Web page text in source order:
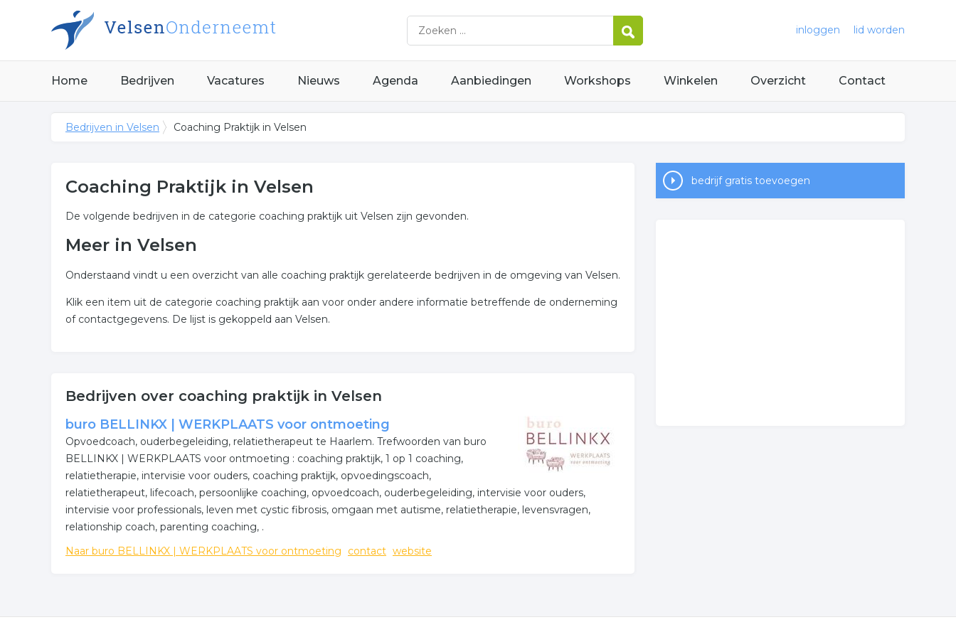
inloggen lid worden
Home Bedrijven Vacatures Nieuws Agenda Aanbiedingen Workshops Winkelen Overzicht Contact
Bedrijven in Velsen Coaching Praktijk in Velsen
Coaching Praktijk in Velsen
De volgende bedrijven in de categorie coaching praktijk uit Velsen zijn gevonden.
Meer in Velsen
Onderstaand vindt u een overzicht van alle coaching praktijk gerelateerde bedrijven in de omgeving van Velsen.
Klik een item uit de categorie coaching praktijk aan voor onder andere informatie betreffende de onderneming
of contactgegevens. De lijst is gekoppeld aan Velsen.
Bedrijven over coaching praktijk in Velsen
buro BELLINKX | WERKPLAATS voor ontmoeting
Opvoedcoach, ouderbegeleiding, relatietherapeut te Haarlem. Trefwoorden van buro
BELLINKX | WERKPLAATS voor ontmoeting : coaching praktijk, 1 op 1 coaching,
relatietherapie, intervisie voor ouders, coaching praktijk, opvoedingscoach,
relatietherapeut, lifecoach, persoonlijke coaching, opvoedcoach, ouderbegeleiding, intervisie voor ouders,
intervisie voor professionals, leven met cystic fibrosis, omgaan met autisme, relatietherapie, levensvragen,
relationship coach, parenting coaching, .
Naar buro BELLINKX | WERKPLAATS voor ontmoeting
contact website
bedrijf gratis toevoegen